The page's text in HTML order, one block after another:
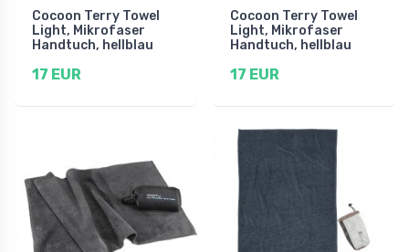
Cocoon Terry Towel
Light, Mikrofaser
Handtuch, hellblau
17 EUR
Cocoon Terry Towel
Light, Mikrofaser
Handtuch, hellblau
17 EUR